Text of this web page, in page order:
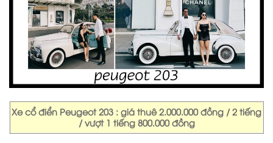
Xe cổ điển Peugeot 203 : giá thuê 2.000.000 đồng / 2 tiếng
/ vượt 1 tiếng 800.000 đồng